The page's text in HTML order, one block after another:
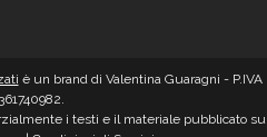
è un brand di Valentina Guaragni - P.IVA
i testi e il materiale pubblicato su